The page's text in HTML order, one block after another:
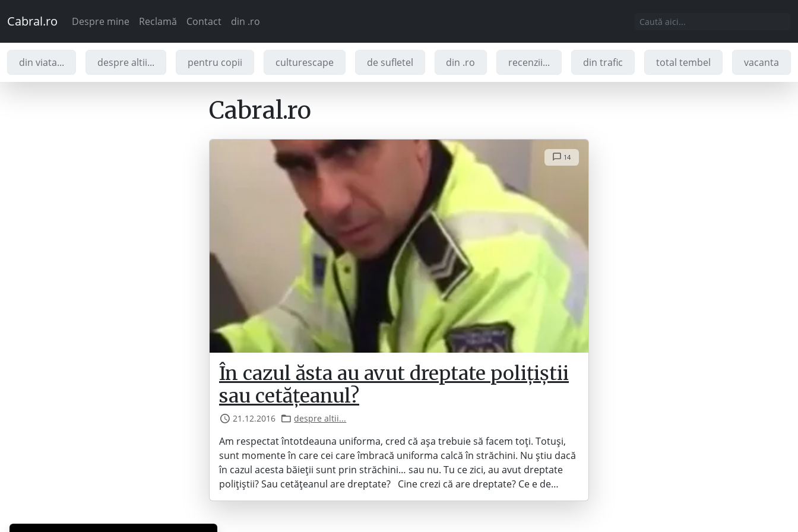
Cabral.ro Despre mine Reclamă Contact din .ro
din viata... despre altii... pentru copii culturescape de sufletel din .ro recenzii... din trafic total tembel vacanta
Cabral.ro
14
În cazul ăsta au avut dreptate polițiștii
sau cetățeanul?
21.12.2016 despre altii...
Am respectat întotdeauna uniforma, cred că așa trebuie să facem toți. Totuși,
sunt momente în care cei care îmbracă uniforma calcă în străchini. Nu știu dacă
în cazul acesta băieții sunt prin străchini… sau nu. Tu ce zici, au avut dreptate
polițiștii? Sau cetățeanul are dreptate? Cine crezi că are dreptate? Ce e de…